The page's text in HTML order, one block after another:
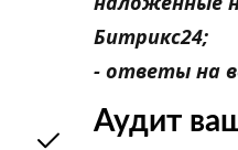
Битрикс24;
- ответы на
Аудит